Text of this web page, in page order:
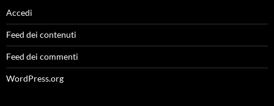
Accedi
Feed dei contenuti
Feed dei commenti
WordPress.org